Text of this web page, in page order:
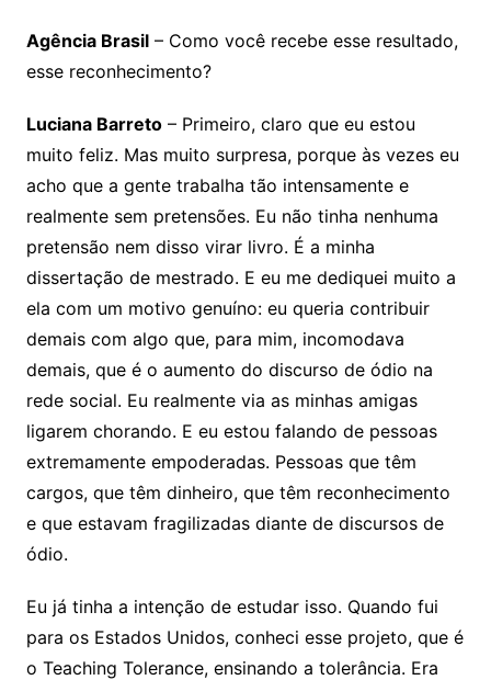
Agência Brasil– Como você recebe esse resultado,
esse reconhecimento?
Luciana Barreto– Primeiro, claro que eu estou
muito feliz. Mas muito surpresa, porque às vezes eu
acho que a gente trabalha tão intensamente e
realmente sem pretensões. Eu não tinha nenhuma
pretensão nem disso virar livro. É a minha
dissertação de mestrado. E eu me dediquei muito a
ela com um motivo genuíno: eu queria contribuir
demais com algo que, para mim, incomodava
demais, que é o aumento do discurso de ódio na
rede social. Eu realmente via as minhas amigas
ligarem chorando. E eu estou falando de pessoas
extremamente empoderadas. Pessoas que têm
cargos, que têm dinheiro, que têm reconhecimento
e que estavam fragilizadas diante de discursos de
ódio.
Eu já tinha a intenção de estudar isso. Quando fui
para os Estados Unidos, conheci esse projeto, que é
o Teaching Tolerance, ensinando a tolerância. Era